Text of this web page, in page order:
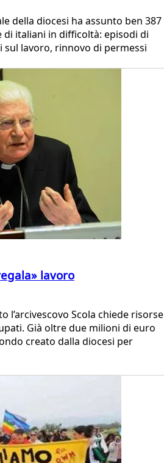
della diocesi ha assunto ben 387
di italiani in difficoltà: episodi di
lavoro, rinnovo di permessi
lavoro
l’arcivescovo Scola chiede risorse
Già oltre due milioni di euro
creato dalla diocesi per